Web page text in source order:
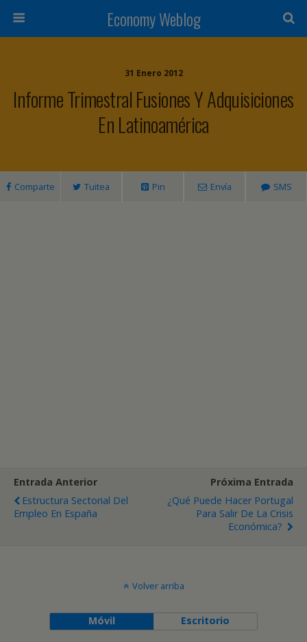
Economy Weblog
31 Enero 2012
Informe Trimestral Fusiones Y Adquisiciones
En Latinoamérica
Comparte Tuitea Pin Envía SMS
Entrada Anterior
Estructura Sectorial Del
Empleo En España
Próxima Entrada
¿Qué Puede Hacer Portugal
Para Salir De La Crisis
Económica?
Volver arriba
Móvil Escritorio